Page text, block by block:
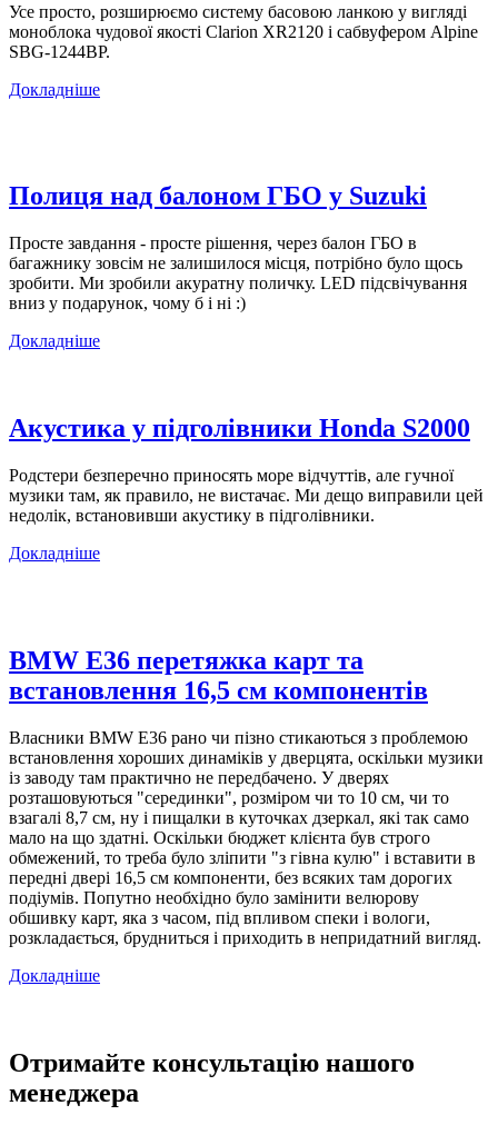
Усе просто, розширюємо систему басовою ланкою у вигляді
моноблока чудової якості Clarion XR2120 і сабвуфером Alpine
SBG-1244BP.
Докладніше
Полиця над балоном ГБО у Suzuki
Просте завдання - просте рішення, через балон ГБО в
багажнику зовсім не залишилося місця, потрібно було щось
зробити. Ми зробили акуратну поличку. LED підсвічування
вниз у подарунок, чому б і ні :)
Докладніше
Акустика у підголівники Honda S2000
Родстери безперечно приносять море відчуттів, але гучної
музики там, як правило, не вистачає. Ми дещо виправили цей
недолік, встановивши акустику в підголівники.
Докладніше
BMW E36 перетяжка карт та
встановлення 16,5 см компонентів
Власники BMW E36 рано чи пізно стикаються з проблемою
встановлення хороших динаміків у дверцята, оскільки музики
із заводу там практично не передбачено. У дверях
розташовуються "серединки", розміром чи то 10 см, чи то
взагалі 8,7 см, ну і пищалки в куточках дзеркал, які так само
мало на що здатні. Оскільки бюджет клієнта був строго
обмежений, то треба було зліпити "з гівна кулю" і вставити в
передні двері 16,5 см компоненти, без всяких там дорогих
подіумів. Попутно необхідно було замінити велюрову
обшивку карт, яка з часом, під впливом спеки і вологи,
розкладається, брудниться і приходить в непридатний вигляд.
Докладніше
Отримайте консультацію нашого
менеджера